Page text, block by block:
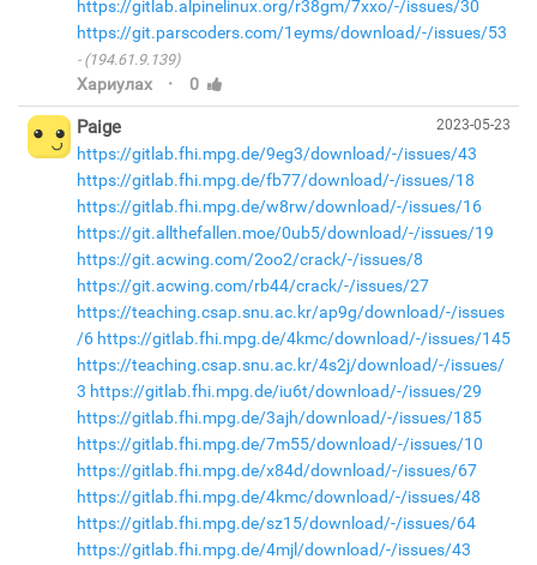
https://gitlab.alpinelinux.org/r38gm/7xxo/-/issues/30
https://git.parscoders.com/1eyms/download/-/issues/53
(194.61.9.139)
Хариулах · 0
2023-05-23
Paige
https://gitlab.fhi.mpg.de/9eg3/download/-/issues/43
https://gitlab.fhi.mpg.de/fb77/download/-/issues/18
https://gitlab.fhi.mpg.de/w8rw/download/-/issues/16
https://git.allthefallen.moe/0ub5/download/-/issues/19
https://git.acwing.com/2oo2/crack/-/issues/8
https://git.acwing.com/rb44/crack/-/issues/27
https://teaching.csap.snu.ac.kr/ap9g/download/-/issues
/6 https://gitlab.fhi.mpg.de/4kmc/download/-/issues/145
https://teaching.csap.snu.ac.kr/4s2j/download/-/issues/
3 https://gitlab.fhi.mpg.de/iu6t/download/-/issues/29
https://gitlab.fhi.mpg.de/3ajh/download/-/issues/185
https://gitlab.fhi.mpg.de/7m55/download/-/issues/10
https://gitlab.fhi.mpg.de/x84d/download/-/issues/67
https://gitlab.fhi.mpg.de/4kmc/download/-/issues/48
https://gitlab.fhi.mpg.de/sz15/download/-/issues/64
https://gitlab.fhi.mpg.de/4mjl/download/-/issues/43